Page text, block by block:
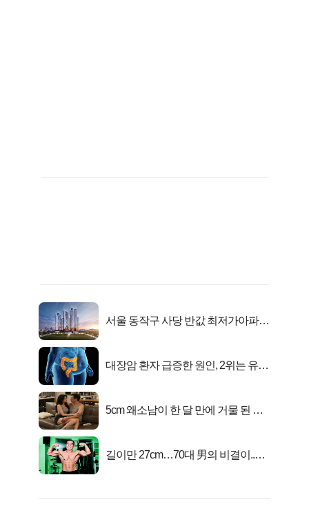
서울 동작구 사당 반값 최저가아파트
대장암 환자 급증한 원인, 2위는 유산
5cm 왜소남이 한 달 만에 거물 된 사
길이만 27cm…70대 男의 비결이..충